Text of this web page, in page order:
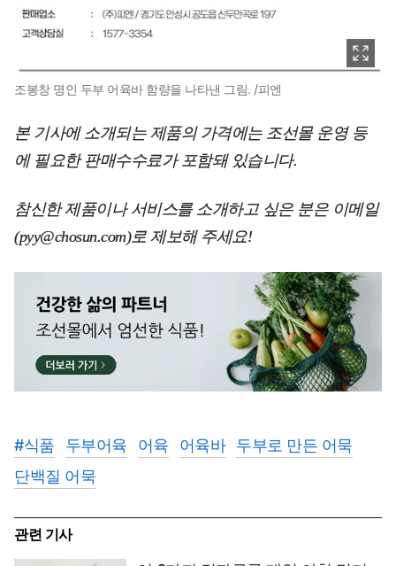
조봉창 명인 두부 어육바 함량을 나타낸 그림. /피엔
본 기사에 소개되는 제품의 가격에는 조선몰 운영 등
에 필요한 판매수수료가 포함돼 있습니다.
참신한 제품이나 서비스를 소개하고 싶은 분은 이메일
(pyy@chosun.com)로 제보해 주세요!
#식품 두부어육 어육 어육바
두부로 만든 어묵
단백질 어묵
관련 기사